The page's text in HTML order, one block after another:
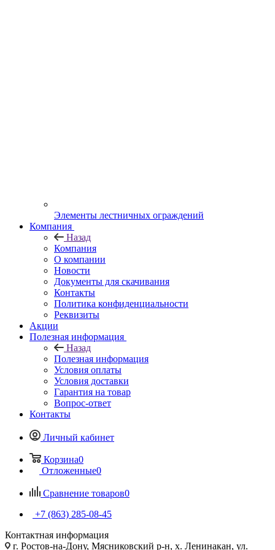
Элементы лестничных ограждений
Компания
Назад
Компания
О компании
Новости
Документы для скачивания
Контакты
Политика конфиденциальности
Реквизиты
Акции
Полезная информация
Назад
Полезная информация
Условия оплаты
Условия доставки
Гарантия на товар
Вопрос-ответ
Контакты
Личный кабинет
Корзина0
Отложенные0
Сравнение товаров0
+7 (863) 285-08-45
Контактная информация
г. Ростов-на-Дону, Мясниковский р-н, х. Ленинакан, ул.